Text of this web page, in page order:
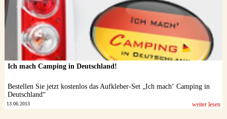
Ich mach Camping in Deutschland!
Bestellen Sie jetzt kostenlos das Aufkleber-Set „Ich mach‘ Camping in
Deutschland“
13.06.2013 weiter lesen